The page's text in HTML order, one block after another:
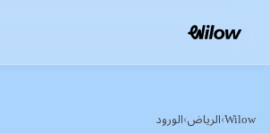
Wilow
›الرياض›الورود